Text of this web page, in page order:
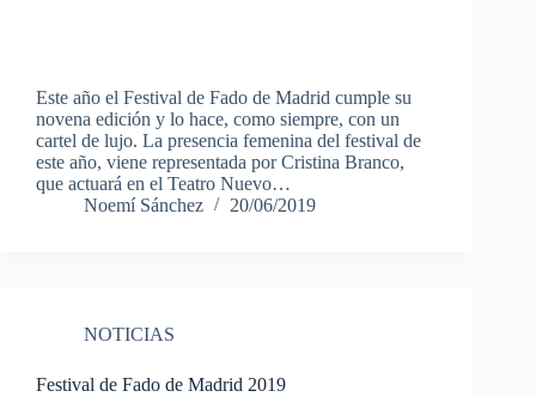
Este año el Festival de Fado de Madrid cumple su
novena edición y lo hace, como siempre, con un
cartel de lujo. La presencia femenina del festival de
este año, viene representada por Cristina Branco,
que actuará en el Teatro Nuevo…
Noemí Sánchez
20/06/2019
NOTICIAS
Festival de Fado de Madrid 2019